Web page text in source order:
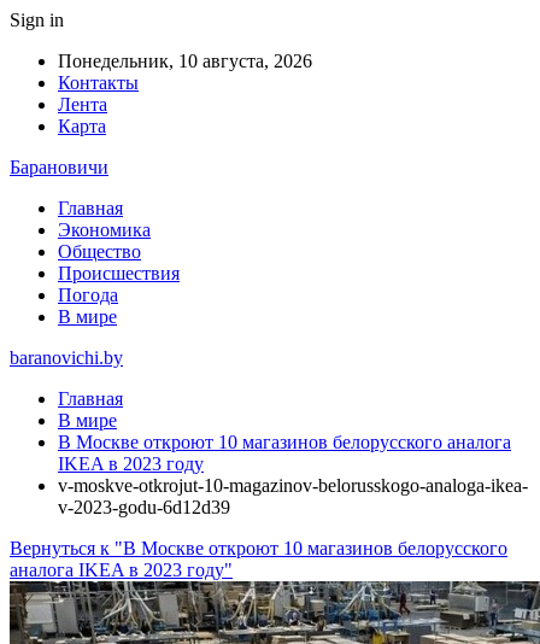
Sign in
Понедельник, 10 августа, 2026
Контакты
Лента
Карта
Барановичи
Главная
Экономика
Общество
Происшествия
Погода
В мире
baranovichi.by
Главная
В мире
В Москве откроют 10 магазинов белорусского аналога
IKEA в 2023 году
v-moskve-otkrojut-10-magazinov-belorusskogo-analoga-ikea-
v-2023-godu-6d12d39
Вернуться к "В Москве откроют 10 магазинов белорусского
аналога IKEA в 2023 году"